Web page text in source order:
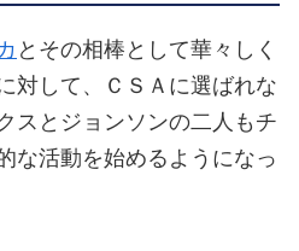
とその相棒として華々しく
対して、ＣＳＡに選ばれな
スとジョンソンの二人もチ
な活動を始めるようになっ